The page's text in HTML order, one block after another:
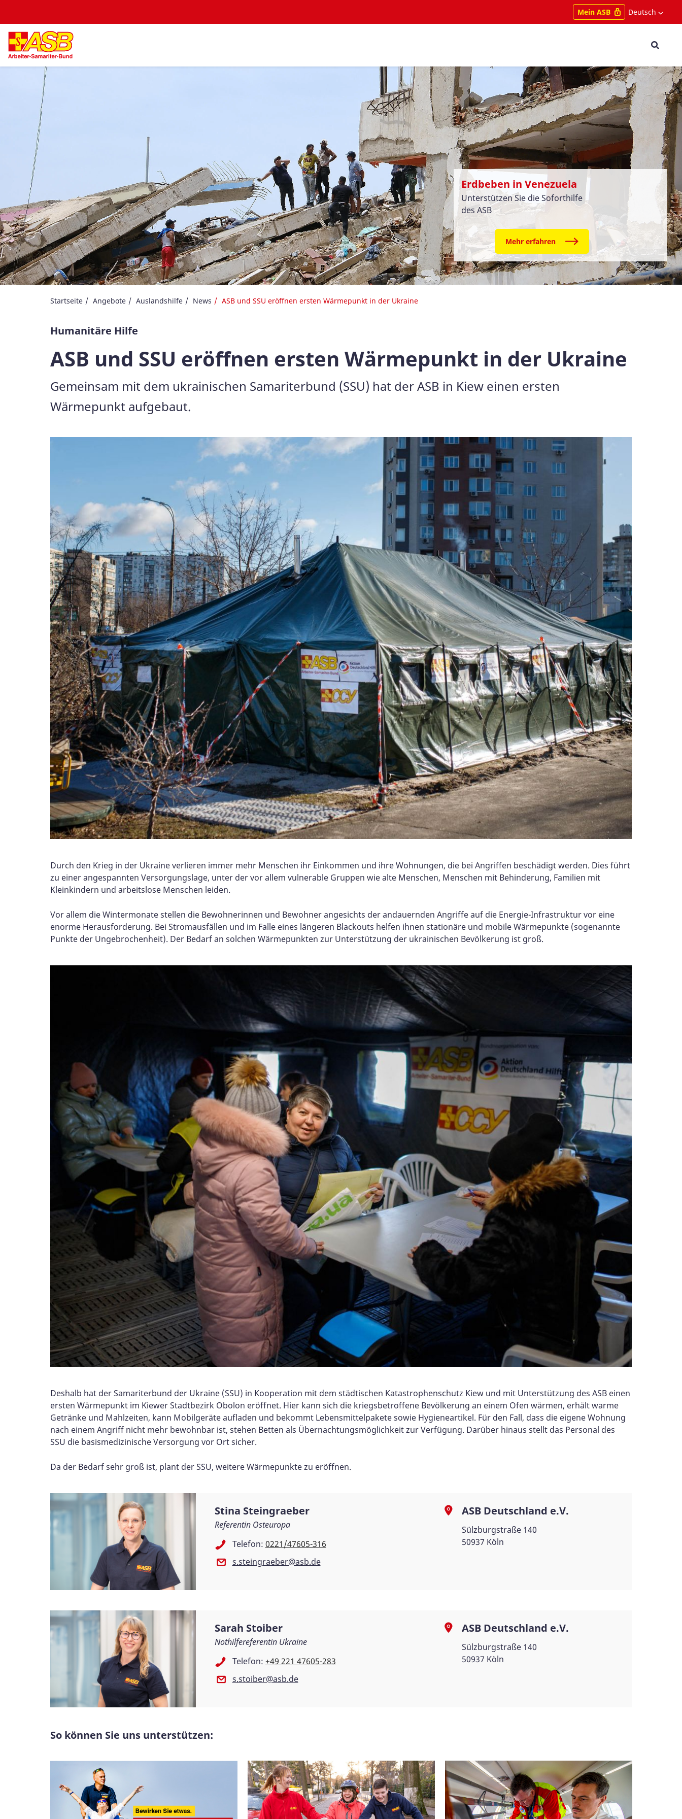
Mein ASB Deutsch
Erdbeben in Venezuela
Unterstützen Sie die Soforthilfe
des ASB
Mehr erfahren
Startseite Angebote Auslandshilfe News ASB und SSU eröffnen ersten Wärmepunkt in der Ukraine
Humanitäre Hilfe
ASB und SSU eröffnen ersten Wärmepunkt in der Ukraine
Gemeinsam mit dem ukrainischen Samariterbund (SSU) hat der ASB in Kiew einen ersten
Wärmepunkt aufgebaut.
Durch den Krieg in der Ukraine verlieren immer mehr Menschen ihr Einkommen und ihre Wohnungen, die bei Angriffen beschädigt werden. Dies führt
zu einer angespannten Versorgungslage, unter der vor allem vulnerable Gruppen wie alte Menschen, Menschen mit Behinderung, Familien mit
Kleinkindern und arbeitslose Menschen leiden.
Vor allem die Wintermonate stellen die Bewohnerinnen und Bewohner angesichts der andauernden Angriffe auf die Energie-Infrastruktur vor eine
enorme Herausforderung. Bei Stromausfällen und im Falle eines längeren Blackouts helfen ihnen stationäre und mobile Wärmepunkte (sogenannte
Punkte der Ungebrochenheit). Der Bedarf an solchen Wärmepunkten zur Unterstützung der ukrainischen Bevölkerung ist groß.
Deshalb hat der Samariterbund der Ukraine (SSU) in Kooperation mit dem städtischen Katastrophenschutz Kiew und mit Unterstützung des ASB einen
ersten Wärmepunkt im Kiewer Stadtbezirk Obolon eröffnet. Hier kann sich die kriegsbetroffene Bevölkerung an einem Ofen wärmen, erhält warme
Getränke und Mahlzeiten, kann Mobilgeräte aufladen und bekommt Lebensmittelpakete sowie Hygieneartikel. Für den Fall, dass die eigene Wohnung
nach einem Angriff nicht mehr bewohnbar ist, stehen Betten als Übernachtungsmöglichkeit zur Verfügung. Darüber hinaus stellt das Personal des
SSU die basismedizinische Versorgung vor Ort sicher.
Da der Bedarf sehr groß ist, plant der SSU, weitere Wärmepunkte zu eröffnen.
Stina Steingraeber
Referentin Osteuropa
Telefon: 0221/47605-316
s.steingraeber@asb.de
ASB Deutschland e.V.
Sülzburgstraße 140
50937 Köln
Sarah Stoiber
Nothilfereferentin Ukraine
Telefon: +49 221 47605-283
s.stoiber@asb.de
ASB Deutschland e.V.
Sülzburgstraße 140
50937 Köln
So können Sie uns unterstützen: